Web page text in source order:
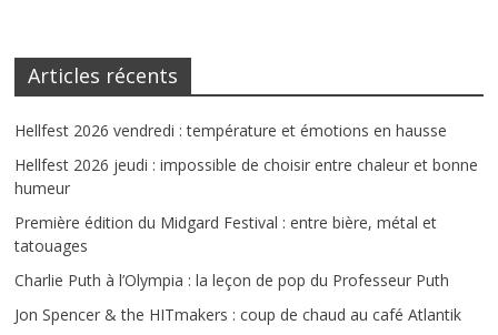
Articles récents
Hellfest 2026 vendredi : température et émotions en hausse
Hellfest 2026 jeudi : impossible de choisir entre chaleur et bonne
humeur
Première édition du Midgard Festival : entre bière, métal et
tatouages
Charlie Puth à l’Olympia : la leçon de pop du Professeur Puth
Jon Spencer & the HITmakers : coup de chaud au café Atlantik